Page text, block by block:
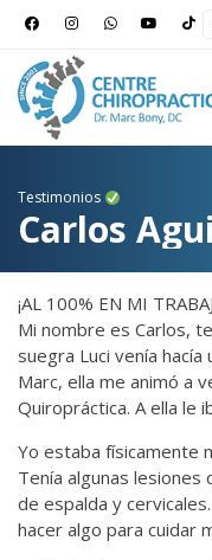
Testimonios
Carlos
¡AL 100% EN MI
Mi nombre es Carlos,
suegra Luci venía
Marc, ella me animó a
Quiropráctica. A ella le
Yo estaba físicamente
Tenía algunas
de espalda y
hacer algo para cuidar